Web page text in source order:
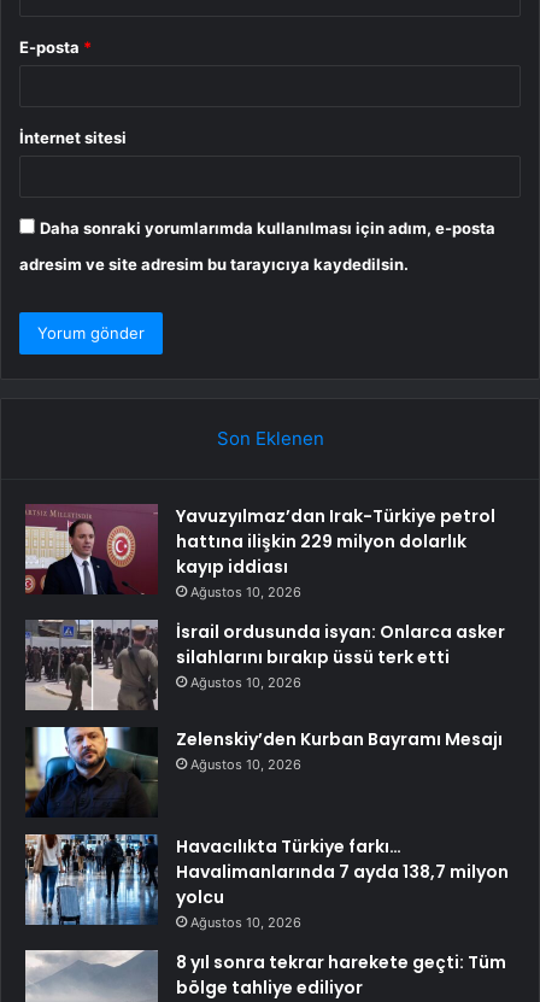
E-posta *
İnternet sitesi
Daha sonraki yorumlarımda kullanılması için adım, e-posta
adresim ve site adresim bu tarayıcıya kaydedilsin.
Son Eklenen
Yavuzyılmaz’dan Irak-Türkiye petrol
hattına ilişkin 229 milyon dolarlık
kayıp iddiası
Ağustos 10, 2026
İsrail ordusunda isyan: Onlarca asker
silahlarını bırakıp üssü terk etti
Ağustos 10, 2026
Zelenskiy’den Kurban Bayramı Mesajı
Ağustos 10, 2026
Havacılıkta Türkiye farkı…
Havalimanlarında 7 ayda 138,7 milyon
yolcu
Ağustos 10, 2026
8 yıl sonra tekrar harekete geçti: Tüm
bölge tahliye ediliyor